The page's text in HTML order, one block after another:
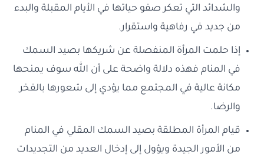
والشدائد التي تعكر صفو حياتها في الأيام المقبلة والبدء
من جديد في رفاهية واستقرار.
إذا حلمت المرأة المنفصلة عن شريكها بصيد السمك
في المنام فهذه دلالة واضحة على أن الله سوف يمنحها
مكانة عالية في المجتمع مما يؤدي إلى شعورها بالفخر
والرضا.
قيام المرأة المطلقة بصيد السمك المقلي في المنام
من الأمور الجيدة ويؤول إلى إدخال العديد من التجديدات